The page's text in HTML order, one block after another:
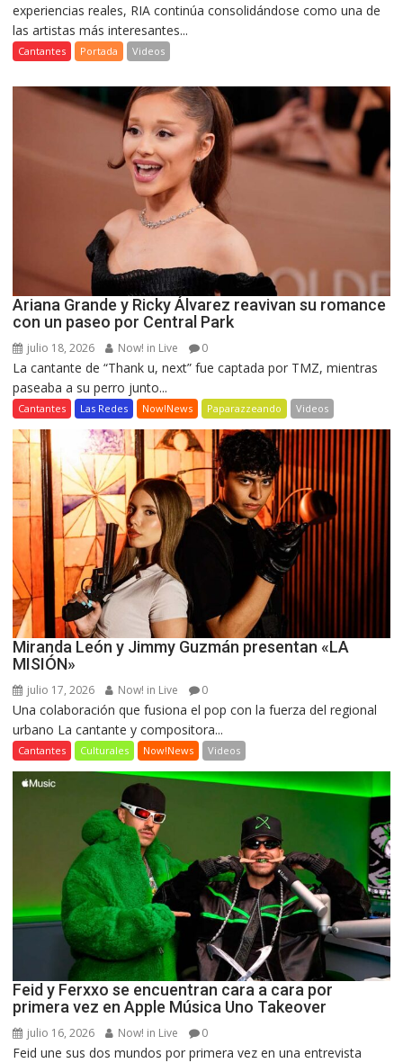
experiencias reales, RIA continúa consolidándose como una de
las artistas más interesantes...
Cantantes Portada Videos
Ariana Grande y Ricky Álvarez reavivan su romance
con un paseo por Central Park
julio 18, 2026 Now! in Live 0
La cantante de “Thank u, next” fue captada por TMZ, mientras
paseaba a su perro junto...
Cantantes Las Redes Now!News Paparazzeando Videos
Miranda León y Jimmy Guzmán presentan «LA
MISIÓN»
julio 17, 2026 Now! in Live 0
Una colaboración que fusiona el pop con la fuerza del regional
urbano La cantante y compositora...
Cantantes Culturales Now!News Videos
Feid y Ferxxo se encuentran cara a cara por
primera vez en Apple Música Uno Takeover
julio 16, 2026 Now! in Live 0
Feid une sus dos mundos por primera vez en una entrevista